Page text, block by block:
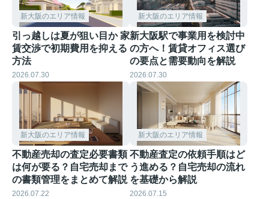
新大阪のエリア情報
引っ越しは夏が狙い目か 家
賃交渉で初期費用を抑える
方法
2026.07.30
新大阪のエリア情報
新大阪駅で事業用を検討中
の方へ！賃貸オフィス選び
の要点と需要動向を解説
2026.07.30
新大阪のエリア情報
不動産売却の査定必要書類
は何が要る？自宅売却まで
の書類管理をまとめて解説
2026.07.22
新大阪のエリア情報
不動産査定の依頼手順はど
う進める？自宅売却の流れ
を基礎から解説
2026.07.15